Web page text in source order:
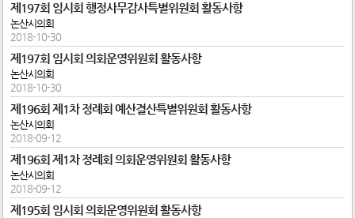
제197회 임시회 행정사무감사특별위원회 활동사항
논산시의회
2018-10-30
제197회 임시회 의회운영위원회 활동사항
논산시의회
2018-10-30
제196회 제1차 정례회 예산결산특별위원회 활동사항
논산시의회
2018-09-12
제196회 제1차 정례회 의회운영위원회 활동사항
논산시의회
2018-09-12
제195회 임시회 의회운영위원회 활동사항